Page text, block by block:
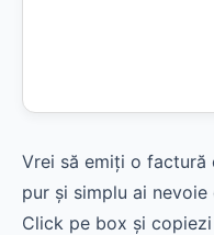
Vrei să emiți o factură
pur și simplu ai
Click pe box și